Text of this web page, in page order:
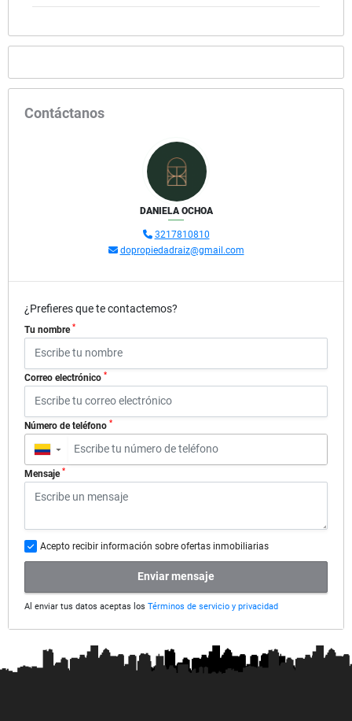
Contáctanos
DANIELA OCHOA
3217810810
dopropiedadraiz@gmail.com
¿Prefieres que te contactemos?
Tu nombre *
Correo electrónico *
Número de teléfono *
▼
Mensaje *
Acepto recibir información sobre ofertas inmobiliarias
Enviar mensaje
Al enviar tus datos aceptas los Términos de servicio y privacidad